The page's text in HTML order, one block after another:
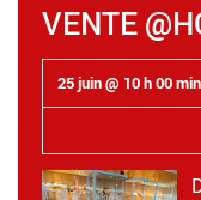
VENTE
25 juin @ 10 h 00 min